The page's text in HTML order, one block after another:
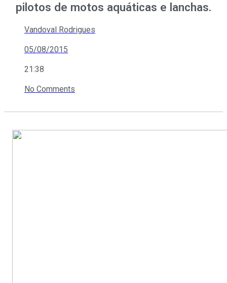
pilotos de motos aquáticas e lanchas.
Vandoval Rodrigues
05/08/2015
21:38
No Comments